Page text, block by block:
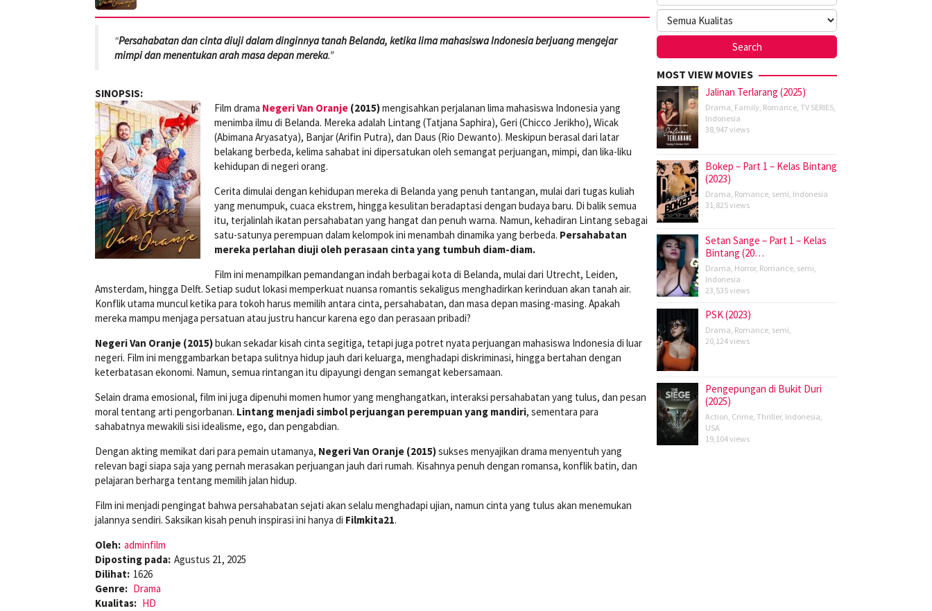
“Persahabatan dan cinta diuji dalam dinginnya tanah Belanda, ketika lima mahasiswa Indonesia berjuang mengejar
mimpi dan menentukan arah masa depan mereka.”
SINOPSIS:
Film drama Negeri Van Oranje (2015)mengisahkan perjalanan lima mahasiswa Indonesia yang
menimba ilmu di Belanda. Mereka adalah Lintang (Tatjana Saphira), Geri (Chicco Jerikho), Wicak
(Abimana Aryasatya), Banjar (Arifin Putra), dan Daus (Rio Dewanto). Meskipun berasal dari latar
belakang berbeda, kelima sahabat ini dipersatukan oleh semangat perjuangan, mimpi, dan lika-liku
kehidupan di negeri orang.
Cerita dimulai dengan kehidupan mereka di Belanda yang penuh tantangan, mulai dari tugas kuliah
yang menumpuk, cuaca ekstrem, hingga kesulitan beradaptasi dengan budaya baru. Di balik semua
itu, terjalinlah ikatan persahabatan yang hangat dan penuh warna. Namun, kehadiran Lintang sebagai
satu-satunya perempuan dalam kelompok ini menambah dinamika yang berbeda. Persahabatan
mereka perlahan diuji oleh perasaan cinta yang tumbuh diam-diam.
Film ini menampilkan pemandangan indah berbagai kota di Belanda, mulai dari Utrecht, Leiden,
Amsterdam, hingga Delft. Setiap sudut lokasi memperkuat nuansa romantis sekaligus menghadirkan kerinduan akan tanah air.
Konflik utama muncul ketika para tokoh harus memilih antara cinta, persahabatan, dan masa depan masing-masing. Apakah
mereka mampu menjaga persatuan atau justru hancur karena ego dan perasaan pribadi?
Negeri Van Oranje (2015)bukan sekadar kisah cinta segitiga, tetapi juga potret nyata perjuangan mahasiswa Indonesia di luar
negeri. Film ini menggambarkan betapa sulitnya hidup jauh dari keluarga, menghadapi diskriminasi, hingga bertahan dengan
keterbatasan ekonomi. Namun, semua rintangan itu dipayungi dengan semangat kebersamaan.
Selain drama emosional, film ini juga dipenuhi momen humor yang menghangatkan, interaksi persahabatan yang tulus, dan pesan
moral tentang arti pengorbanan. Lintang menjadi simbol perjuangan perempuan yang mandiri, sementara para
sahabatnya mewakili sisi idealisme, ego, dan pengabdian.
Dengan akting memikat dari para pemain utamanya, Negeri Van Oranje (2015)sukses menyajikan drama menyentuh yang
relevan bagi siapa saja yang pernah merasakan perjuangan jauh dari rumah. Kisahnya penuh dengan romansa, konflik batin, dan
pelajaran berharga tentang memilih jalan hidup.
Film ini menjadi pengingat bahwa persahabatan sejati akan selalu menghadapi ujian, namun cinta yang tulus akan menemukan
jalannya sendiri. Saksikan kisah penuh inspirasi ini hanya di Filmkita21.
Oleh: adminfilm
Diposting pada: Agustus 21, 2025
Dilihat: 1626
Genre: Drama
Kualitas: HD
MOST VIEW MOVIES
Jalinan Terlarang (2025)
Drama, Family, Romance, TV SERIES,
Indonesia
38,947 views
Bokep – Part 1 – Kelas Bintang
(2023)
Drama, Romance, semi, Indonesia
31,825 views
Setan Sange – Part 1 – Kelas
Bintang (20…
Drama, Horror, Romance, semi,
Indonesia
23,535 views
PSK (2023)
Drama, Romance, semi,
20,124 views
Pengepungan di Bukit Duri
(2025)
Action, Crime, Thriller, Indonesia,
USA
19,104 views